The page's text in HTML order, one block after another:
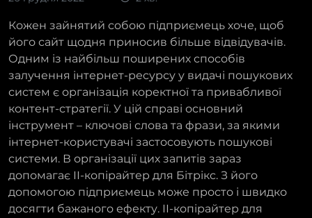
Кожен зайнятий собою підприємець хоче, щоб
його сайт щодня приносив більше відвідувачів.
Одним із найбільш поширених способів
залучення інтернет-ресурсу у видачі пошукових
систем є організація коректної та привабливої
контент-стратегії. У цій справі основний
інструмент – ключові слова та фрази, за якими
інтернет-користувачі застосовують пошукові
системи. В організації цих запитів зараз
допомагає ІІ-копірайтер для Бітрікс. З його
допомогою підприємець може просто і швидко
досягти бажаного ефекту. ІІ-копірайтер для